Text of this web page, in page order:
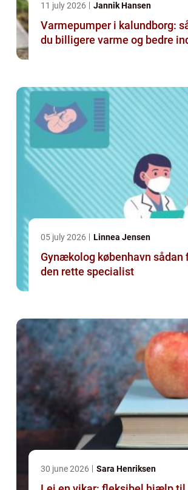
11 july 2026 Jannik Hansen
Varmepumper i kalundborg:
du billigere varme og bedre
05 july 2026 Linnea Jensen
Gynækolog københavn sådan finder du
den rette specialist
30 june 2026 Sara Henriksen